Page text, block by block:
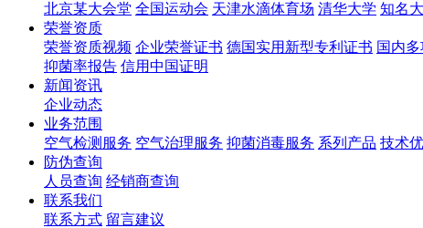
北京某大会堂 全国运动会 天津水滴体育场 清华大学 知名
荣誉资质
荣誉资质视频 企业荣誉证书 德国实用新型专利证书 国内多
抑菌率报告 信用中国证明
新闻资讯
企业动态
业务范围
空气检测服务 空气治理服务 抑菌消毒服务 系列产品 技术
防伪查询
人员查询 经销商查询
联系我们
联系方式 留言建议